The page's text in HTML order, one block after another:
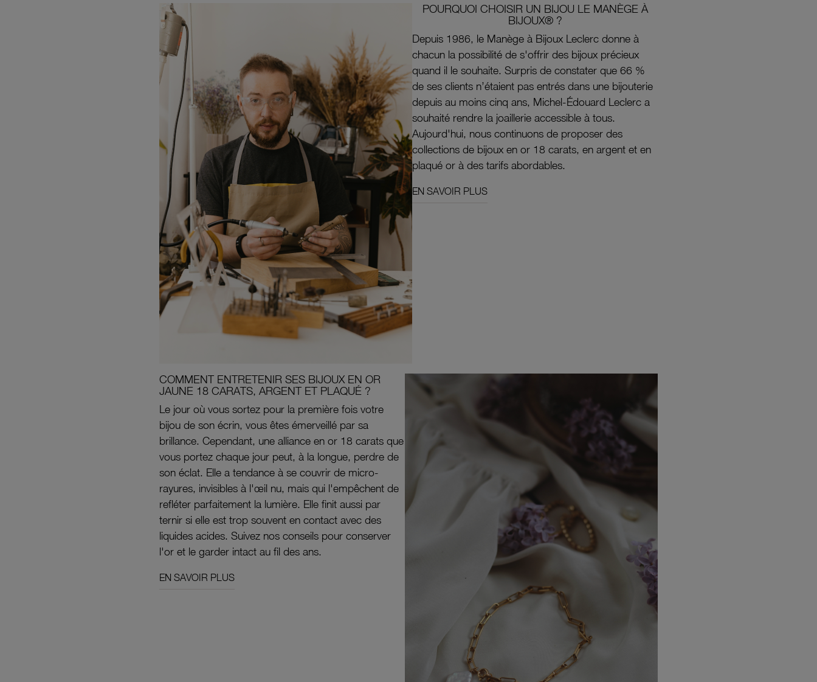
POURQUOI CHOISIR UN BIJOU LE MANÈGE À
BIJOUX® ?
Depuis 1986, le Manège à Bijoux Leclerc donne à
chacun la possibilité de s'offrir des bijoux précieux
quand il le souhaite. Surpris de constater que 66 %
de ses clients n’étaient pas entrés dans une bijouterie
depuis au moins cinq ans, Michel-Édouard Leclerc a
souhaité rendre la joaillerie accessible à tous.
Aujourd'hui, nous continuons de proposer des
collections de bijoux en or 18 carats, en argent et en
plaqué or à des tarifs abordables.
EN SAVOIR PLUS
COMMENT ENTRETENIR SES BIJOUX EN OR
JAUNE 18 CARATS, ARGENT ET PLAQUÉ ?
Le jour où vous sortez pour la première fois votre
bijou de son écrin, vous êtes émerveillé par sa
brillance. Cependant, une alliance en or 18 carats que
vous portez chaque jour peut, à la longue, perdre de
son éclat. Elle a tendance à se couvrir de micro-
rayures, invisibles à l'œil nu, mais qui l'empêchent de
refléter parfaitement la lumière. Elle finit aussi par
ternir si elle est trop souvent en contact avec des
liquides acides. Suivez nos conseils pour conserver
l'or et le garder intact au fil des ans.
EN SAVOIR PLUS